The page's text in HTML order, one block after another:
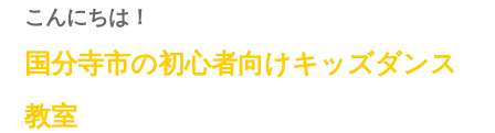
こんにちは！
国分寺市の初心者向けキッズダンス
教室